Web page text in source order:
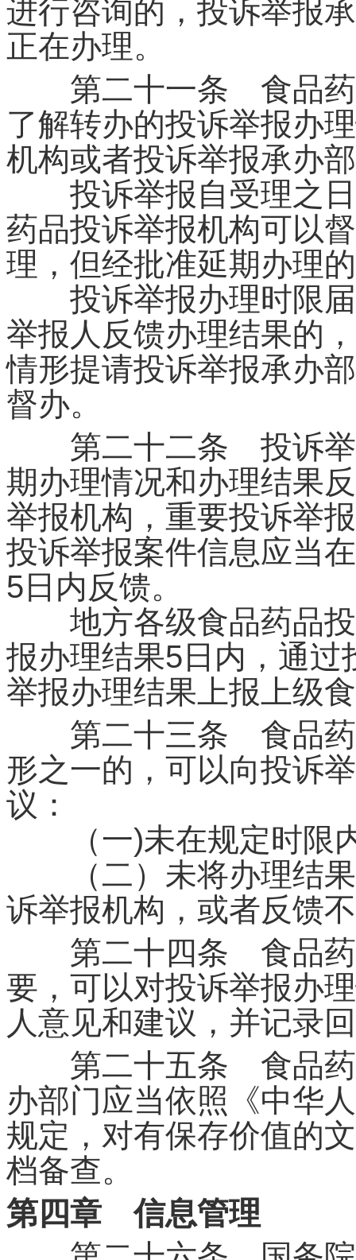
进行咨询的，投诉举报
正在办理。
第二十一条 食品药
了解转办的投诉举报办
机构或者投诉举报承办
投诉举报自受理之日
药品投诉举报机构可以
理，但经批准延期办理
投诉举报办理时限届
举报人反馈办理结果的
情形提请投诉举报承办
督办。
第二十二条 投诉举
期办理情况和办理结果
举报机构，重要投诉举
投诉举报案件信息应当
5日内反馈。
地方各级食品药品投
报办理结果5日内，通
举报办理结果上报上级
第二十三条 食品药
形之一的，可以向投诉
议：
（一)未在规定时限
（二）未将办理结果
诉举报机构，或者反馈
第二十四条 食品药
要，可以对投诉举报办
人意见和建议，并记录
第二十五条 食品药
办部门应当依照《中华
规定，对有保存价值的
档备查。
第四章 信息管理